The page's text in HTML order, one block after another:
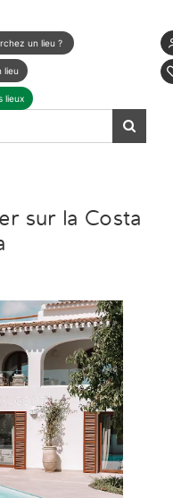
un lieu ?
lieu
lieux
sur la Costa